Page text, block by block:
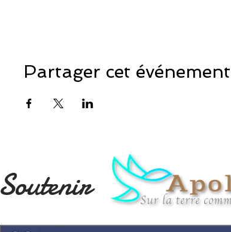
Partager cet événement
Soutenir